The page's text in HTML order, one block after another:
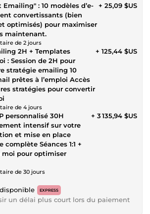
Emailing" : 10 modèles d’e-
convertissants (bien
optimisés) pour maximiser
maintenant.
de 2 jours
+ 25,09 $US
2H + Templates
pour
stratégie emailing 10
prêtes à l’emploi Accès
stratégies pour convertir
de 4 jours
+ 125,44 $US
personnalisé 30H
intensif sur votre
et mise en place
complète Séances 1:1 +
moi pour optimiser
de 30 jours
+ 3 135,94 $US
EXPRESS
un délai plus court lors du paiement